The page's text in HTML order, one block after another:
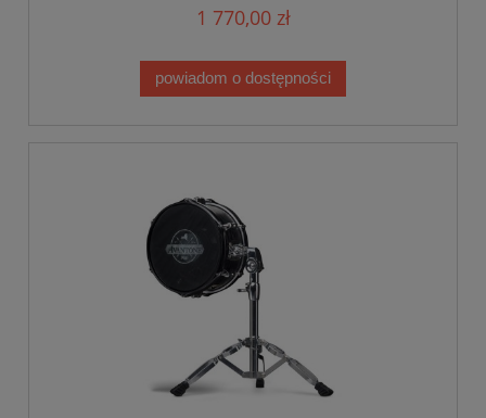
1 770,00 zł
powiadom o dostępności